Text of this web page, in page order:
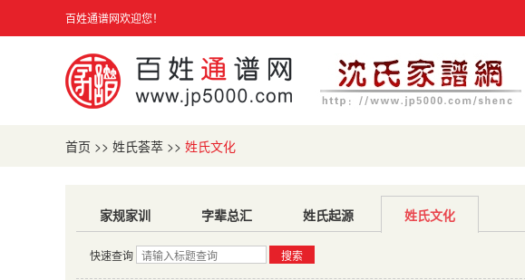
百姓通谱网欢迎您！
首页 >> 姓氏荟萃 >> 姓氏文化
家规家训 字辈总汇 姓氏起源 姓氏文化
快速查询 搜索